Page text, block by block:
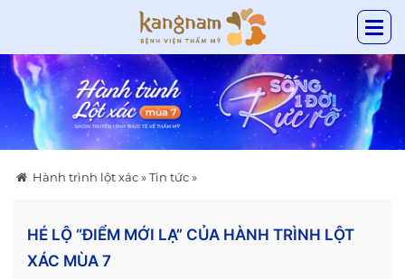
Hành trình lột xác»Tin tức»
HÉ LỘ “ĐIỂM MỚI LẠ” CỦA HÀNH TRÌNH LỘT
XÁC MÙA 7